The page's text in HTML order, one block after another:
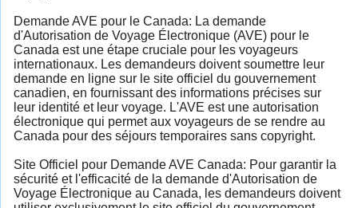
Demande AVE pour le Canada: La demande
d'Autorisation de Voyage Électronique (AVE) pour le
Canada est une étape cruciale pour les voyageurs
internationaux. Les demandeurs doivent soumettre leur
demande en ligne sur le site officiel du gouvernement
canadien, en fournissant des informations précises sur
leur identité et leur voyage. L'AVE est une autorisation
électronique qui permet aux voyageurs de se rendre au
Canada pour des séjours temporaires sans copyright.
Site Officiel pour Demande AVE Canada: Pour garantir la
sécurité et l'efficacité de la demande d'Autorisation de
Voyage Électronique au Canada, les demandeurs doivent